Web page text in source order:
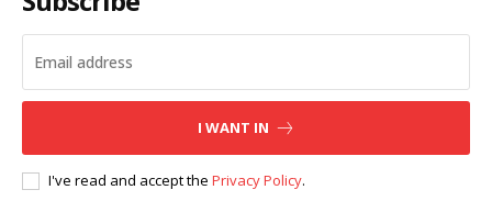
I WANT IN
I've read and accept the Privacy Policy.